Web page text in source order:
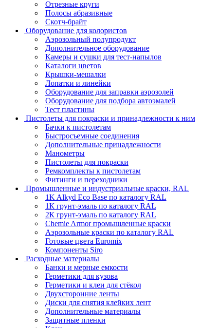
Отрезные круги
Полосы абразивные
Скотч-брайт
Оборудование для колористов
Аэрозольный полупродукт
Дополнительное оборудование
Камеры и сушки для тест-напылов
Каталоги цветов
Крышки-мешалки
Лопатки и линейки
Оборудование для заправки аэрозолей
Оборудование для подбора автоэмалей
Тест пластины
Пистолеты для покраски и принадлежности к ним
Бачки к пистолетам
Быстросъемные соединения
Дополнительные принадлежности
Манометры
Пистолеты для покраски
Ремкомплекты к пистолетам
Фитинги и переходники
Промышленные и индустриальные краски, RAL
1K Alkyd Eco Base по каталогу RAL
1К грунт-эмаль по каталогу RAL
2К грунт-эмаль по каталогу RAL
Chemie Armor промышленные краски
Аэрозольные краски по каталогу RAL
Готовые цвета Euromix
Компоненты Siro
Расходные материалы
Банки и мерные емкости
Герметики для кузова
Герметики и клеи для стёкол
Двухсторонние ленты
Диски для снятия клейких лент
Дополнительные материалы
Защитные пленки